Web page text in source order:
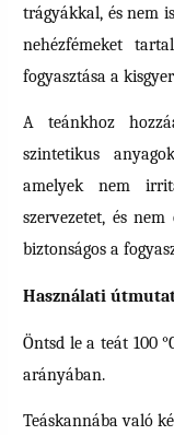
trágyákkal, és nem
nehézfémeket
fogyasztása a
A teánkhoz
szintetikus
amelyek nem
szervezetet, és nem
biztonságos a
Használati
Öntsd le a teát 100
arányában.
Teáskannába való